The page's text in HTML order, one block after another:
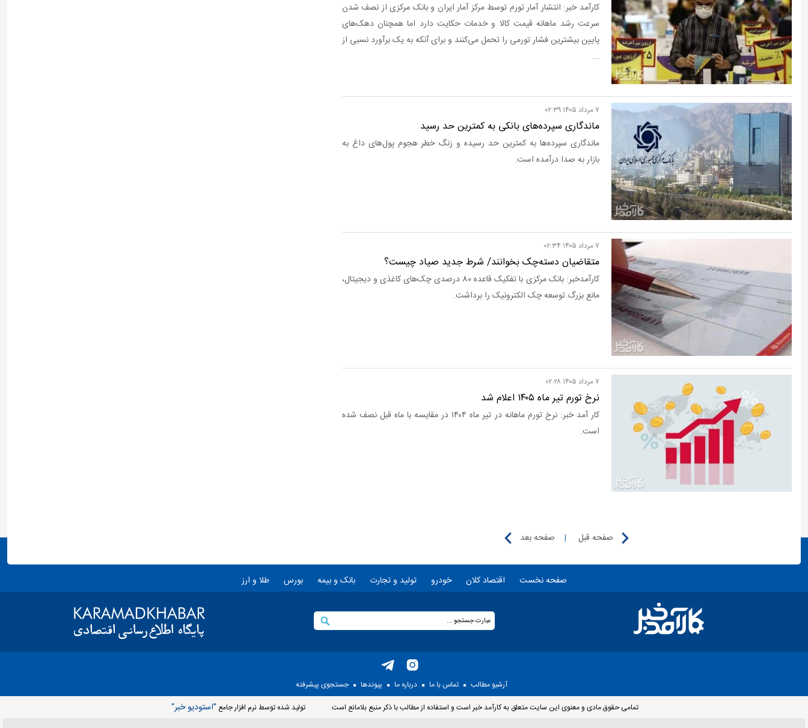
کارآمد خبر: انتشار آمار تورم توسط مرکز آمار ایران و بانک مرکزی از نصف شدن
سرعت رشد ماهانه قیمت کالا و خدمات حکایت دارد اما همچنان دهک‌های
پایین بیشترین فشار تورمی را تحمل می‌کنند و برای آنکه به یک برآورد نسبی از
...
۷ مرداد ۱۴۰۵ ۰۲:۳۹
ماندگاری سپرده‌های بانکی به کمترین حد رسید
ماندگاری سپرده‌ها به کمترین حد رسیده و زنگ خطر هجوم پول‌های داغ به
بازار به صدا درآمده است.
۷ مرداد ۱۴۰۵ ۰۲:۳۴
متقاضیان دسته‌چک بخوانند/ شرط جدید صیاد چیست؟
کارآمدخبر: بانک مرکزی با تفکیک قاعده 80 درصدی چک‌های کاغذی و دیجیتال،
مانع بزرگ توسعه چک الکترونیک را برداشت.
۷ مرداد ۱۴۰۵ ۰۲:۲۸
نرخ تورم تیر ماه ۱۴۰۵ اعلام شد
کار آمد خبر: نرخ تورم ماهانه در تیر ماه ۱۴۰۴ در مقایسه با ماه قبل نصف شده
است.
صفحه قبل | صفحه بعد
صفحه نخست اقتصاد کلان خودرو تولید و تجارت بانک و بیمه بورس طلا و ارز
آرشیو مطالب تماس با ما درباره ما پيوندها
جستجوی پيشرفته
تمامی حقوق مادی و معنوی این سایت متعلق به کارآمد خبر است و استفاده از مطالب با ذکر منبع بلامانع است
توليد شده توسط نرم افزار جامع ”استوديو خبر“